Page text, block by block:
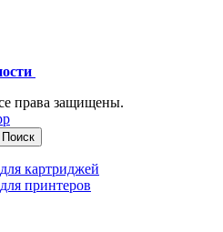
права защищены.
Поиск
картриджей
принтеров